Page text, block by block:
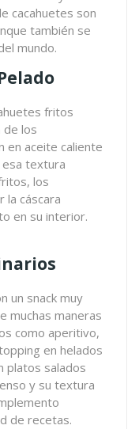
cacahuetes son
también se
mundo.
fritos
de los
en aceite caliente
textura
los
la cáscara
en su interior.
un snack muy
muchas maneras
como aperitivo,
en helados
platos salados
y su textura
de recetas.